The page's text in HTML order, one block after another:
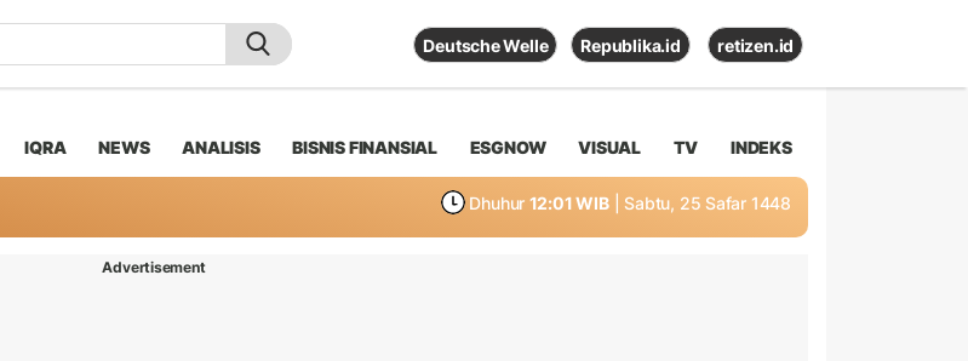
Deutsche Welle Republika.id retizen.id
IQRA NEWS ANALISIS BISNIS FINANSIAL ESGNOW VISUAL TV INDEKS
Dhuhur 12:01 WIB | Sabtu, 25 Safar 1448
Advertisement